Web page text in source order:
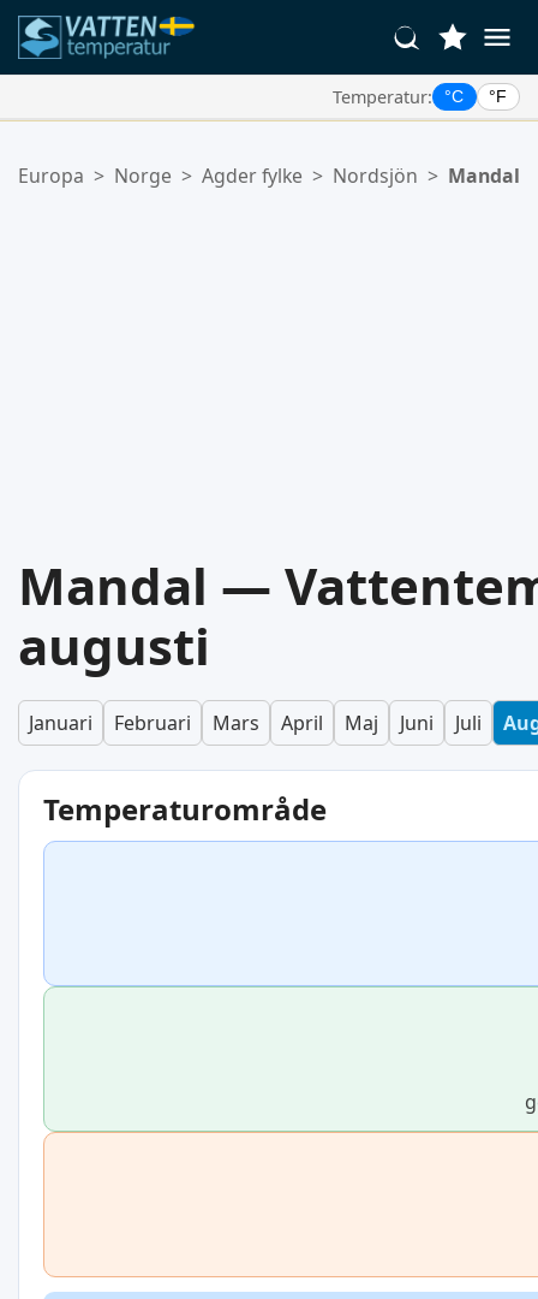
Temperatur: °C °F
Din favoritlista är tom.
Europa > Norge > Agder fylke > Nordsjön > Mandal
Mandal —
augusti
Januari Februari Mars April Maj Juni Juli
Temperaturområde